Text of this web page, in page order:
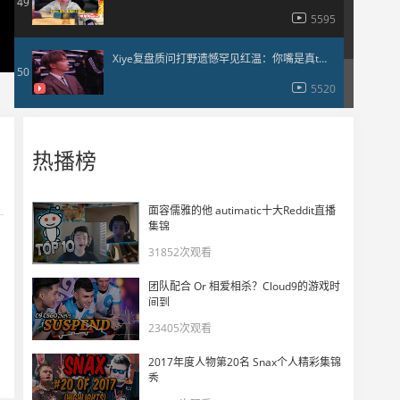
5595
50
Xiye复盘质问打野遗憾罕见红温：你嘴是真tm硬！
5520
热播榜
面容儒雅的他 autimatic十大Reddit直播
集锦
31852次观看
团队配合 Or 相爱相杀？Cloud9的游戏时
间到
23405次观看
2017年度人物第20名 Snax个人精彩集锦
秀